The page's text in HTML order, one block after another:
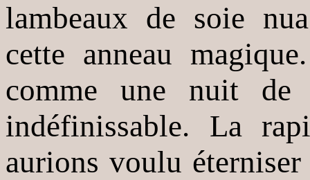
lambeaux de soie
cette anneau
comme une nuit
indéfinissable. La
aurions voulu